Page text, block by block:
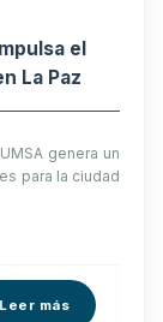
el
La Paz
genera un
para la ciudad
Leer más